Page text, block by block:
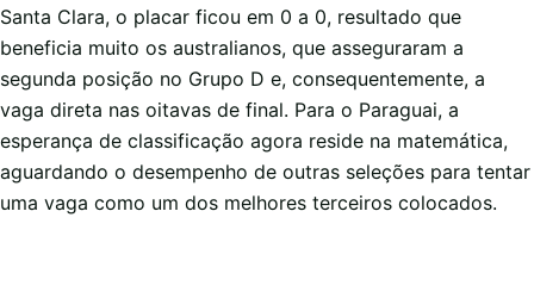
Santa Clara, o placar ficou em 0 a 0, resultado que
beneficia muito os australianos, que asseguraram a
segunda posição no Grupo D e, consequentemente, a
vaga direta nas oitavas de final. Para o Paraguai, a
esperança de classificação agora reside na matemática,
aguardando o desempenho de outras seleções para tentar
uma vaga como um dos melhores terceiros colocados.